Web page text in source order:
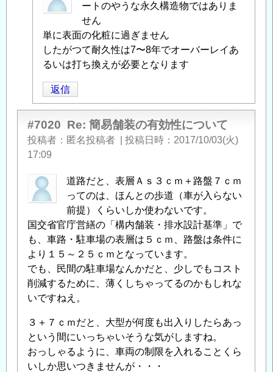
名
稿
者
に
る
「Re:
簡
易
舗
の
有
性
に
つ
い
て」
へ
返
信
ートのやうな永久構造物ではありま
せん
単に表面の化粧に過ぎません
したがつて耐久性は7〜8年でオーバーレイあ
るいは打ち換えが必要となります
返信
#7020 Re: 簡易舗装の有効性について
投稿者 匿名投稿者 投稿日時
2017/10/03(火)
17:09
道路だと、表層Ａｓ３ｃｍ＋路盤７ｃｍ
ってのは、ほんとの歩道（車が入らない
前提）くらいしか使わないです。
国交省官庁営繕の「構内舗装・排水設計基準」で
も、車路・駐車場の表層は５ｃｍ、路盤は条件に
より１５～２５ｃｍとなっています。
でも、民間の駐車場なんかだと、少しでもコスト
削減するために、薄くしちゃってるのかもしれな
いですねえ。
３＋７ｃｍだと、大型が何度も出入りしたらあっ
という間にいっちゃいそうな気がしますね。
おっしゃるように、車両の制限を入れることくら
いしか思いつきませんが・・・